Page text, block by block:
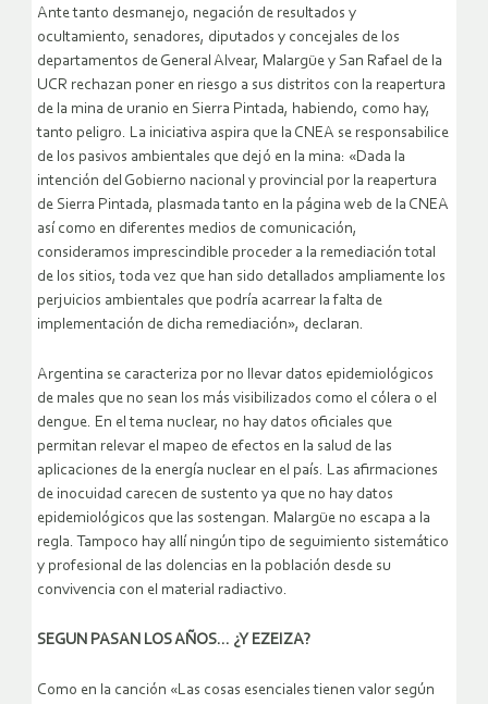
Ante tanto desmanejo, negación de resultados y
ocultamiento, senadores, diputados y concejales de los
departamentos de General Alvear, Malargüe y San Rafael de la
UCR rechazan poner en riesgo a sus distritos con la reapertura
de la mina de uranio en Sierra Pintada, habiendo, como hay,
tanto peligro. La iniciativa aspira que la CNEA se responsabilice
de los pasivos ambientales que dejó en la mina: «Dada la
intención del Gobierno nacional y provincial por la reapertura
de Sierra Pintada, plasmada tanto en la página web de la CNEA
así como en diferentes medios de comunicación,
consideramos imprescindible proceder a la remediación total
de los sitios, toda vez que han sido detallados ampliamente los
perjuicios ambientales que podría acarrear la falta de
implementación de dicha remediación», declaran.
Argentina se caracteriza por no llevar datos epidemiológicos
de males que no sean los más visibilizados como el cólera o el
dengue. En el tema nuclear, no hay datos oficiales que
permitan relevar el mapeo de efectos en la salud de las
aplicaciones de la energía nuclear en el país. Las afirmaciones
de inocuidad carecen de sustento ya que no hay datos
epidemiológicos que las sostengan. Malargüe no escapa a la
regla. Tampoco hay allí ningún tipo de seguimiento sistemático
y profesional de las dolencias en la población desde su
convivencia con el material radiactivo.
SEGUN PASAN LOS AÑOS… ¿Y EZEIZA?
Como en la canción «Las cosas esenciales tienen valor según